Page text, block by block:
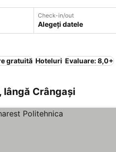
Check-in/out
Alegeți datele
gratuită Hoteluri Evaluare: 8,0+
lângă Crângaşi